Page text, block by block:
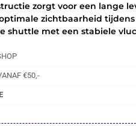
zorgt voor een lange
zichtbaarheid
shuttle met een stabiele
€50,-